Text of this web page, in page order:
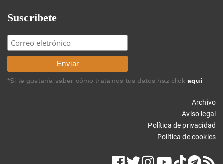
Suscríbete
*Si te gustaría saber cómo tratamos tus datos haz click aquí
Archivo
Aviso legal
Política de privacidad
Política de cookies